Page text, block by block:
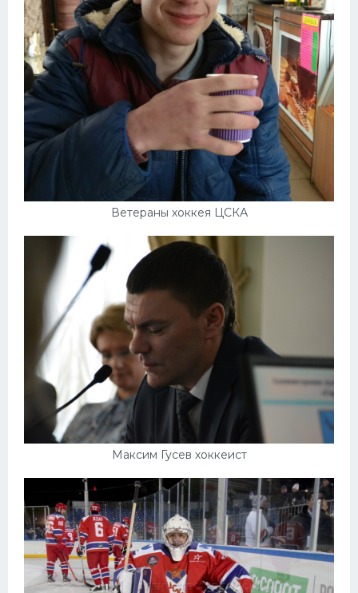
Ветераны хоккея ЦСКА
Максим Гусев хоккеист